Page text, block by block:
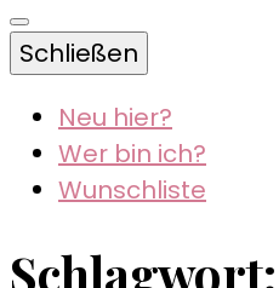
Schließen
Neu hier?
Wer bin ich?
Wunschliste
Schlagwort: